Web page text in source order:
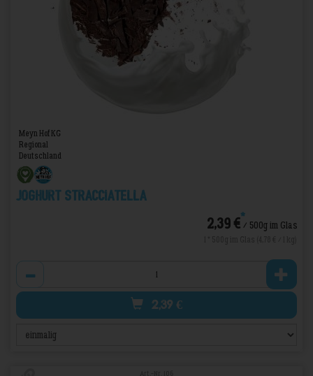
Meyn Hof KG
Regional
Deutschland
Joghurt Stracciatella
2,39 €*/ 500g im Glas
2,39 €